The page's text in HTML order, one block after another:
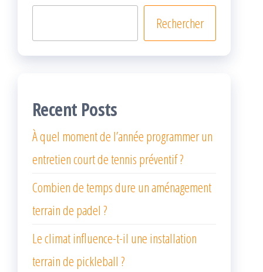
Rechercher
Recent Posts
À quel moment de l’année programmer un
entretien court de tennis préventif ?
Combien de temps dure un aménagement
terrain de padel ?
Le climat influence-t-il une installation
terrain de pickleball ?